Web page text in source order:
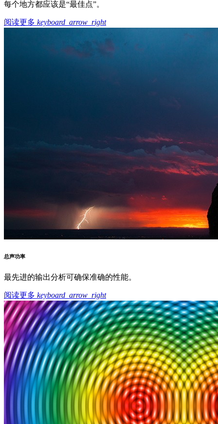
每个地方都应该是“最佳点”。
阅读更多 keyboard_arrow_right
总声功率
最先进的输出分析可确保准确的性能。
阅读更多 keyboard_arrow_right